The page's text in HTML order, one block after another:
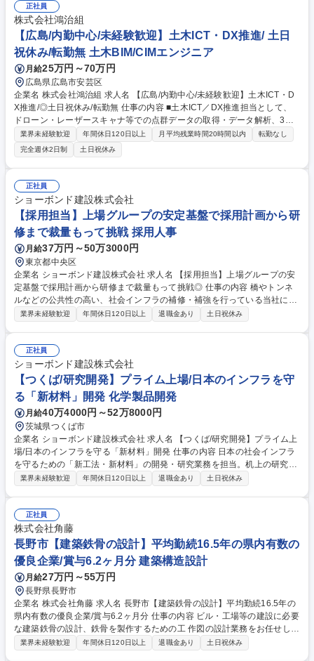
正社員
株式会社鴻治組
【広島/内勤中心/未経験歓迎】土木ICT・DX推進/ 土日
祝休み/転勤無 土木BIM/CIMエンジニア
月給25万円～70万円
広島県広島市安芸区
企業名 株式会社鴻治組 求人名 【広島/内勤中心/未経験歓迎】土木ICT・D
X推進/◎土日祝休み/転勤無 仕事の内容 ■土木ICT／DX推進担当として、
ドローン・レーザースキャナ等での点群データの取得・データ解析、3D
CADソフトを用いたBIM/CIMモデル活用等を行っていただきます。 ■未経
験でもデジタル分野に興味があれば歓迎！先輩社員の指導の下、レーザー
スキャナ等の測量機械や3D CADソフトの使い方を学びOJTでのトレーニ
ングをこなすことで、着実にスキルアップ出来ます！ ≪土木施工工種≫
砂防堰堤、橋梁下部工、トンネル、道路改良、地盤改良、港湾工事 他 募
集職種 【広島/内勤中心/未経験歓迎】土木ICT・DX推進/◎土日祝休み/転
勤無
業界未経験歓迎 年間休日120日以上 月平均残業時間20時間以内
転勤なし
完全週休2日制
土日祝休み
正社員
ショーボンド建設株式会社
【採用担当】上場グループの安定基盤で採用計画から研
修まで裁量もって挑戦 採用人事
月給37万円～50万3000円
東京都中央区
企業名 ショーボンド建設株式会社 求人名 【採用担当】上場グループの安
定基盤で採用計画から研修まで裁量もって挑戦◎ 仕事の内容 橋やトンネ
ルなどの公共性の高い、社会インフラの補修・補強を行っている当社に
て、人事部の体制強化を目的に、主に新卒・中途採用における施策の立案
ップ等）や会社説明会の企画・運営■新卒および中途の採用面接■社外関係
者（学校、研究室、教授）との関係構築■採用管理システムの運用・管理■
若手フォロー面談■新入社員、階層別研修の運営 ※月に2～3回程度、全国
各地への出張がございます（学校訪問、イベント参加） 募集職種 【採用
担当】上場グループの安定基盤で採用計画から研修まで裁量もって挑戦◎
業界未経験歓迎 年間休日120日以上 退職金あり 土日祝休み
正社員
ショーボンド建設株式会社
【つくば/研究開発】プライム上場/日本のインフラを守
る「新材料」開発 化学製品開発
月給40万4000円～52万8000円
茨城県つくば市
企業名 ショーボンド建設株式会社 求人名 【つくば/研究開発】プライム上
場/日本のインフラを守る「新材料」開発 仕事の内容 日本の社会インフラ
を守るための「新工法・新材料」の開発・研究業務を担当。机上の研究に
とどまらず、現場と密に連携し、実用化まで一貫して携わるのが特徴で
場への出向・施工指導（自分の開発した技術が現場で形になる瞬間を体感
できます） ■短・中・長期の複数の開発プロジェクトの並行管理 【業務内
容の変更範囲】当社の指定する業務（本関連部署への移動の可能性あり）
募集職種 【つくば/研究開発】プライム上場/日本のインフラを守る「新材
料」開発
業界未経験歓迎 年間休日120日以上 退職金あり 土日祝休み
正社員
株式会社角藤
長野市【建築鉄骨の設計】平均勤続16.5年の県内有数の
優良企業/賞与6.2ヶ月分 建築構造設計
月給27万円～55万円
長野県長野市
企業名 株式会社角藤 求人名 長野市【建築鉄骨の設計】平均勤続16.5年の
県内有数の優良企業/賞与6.2ヶ月分 仕事の内容 ビル・工場等の建設に必要
な建築鉄骨の設計、鉄骨を製作するための工 作図の設計業務をお任せしま
す。建物ごとに異なる建築図を基に、お客様と打合わせをしながら専用C
業界未経験歓迎 年間休日120日以上 退職金あり 土日祝休み